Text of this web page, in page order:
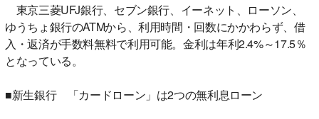
東京三菱UFJ銀行、セブン銀行、イーネット、ローソン、
ゆうちょ銀行のATMから、利用時間・回数にかかわらず、借
入・返済が手数料無料で利用可能。金利は年利2.4%～17.5％
となっている。
■新生銀行 「カードローン」は2つの無利息ローン